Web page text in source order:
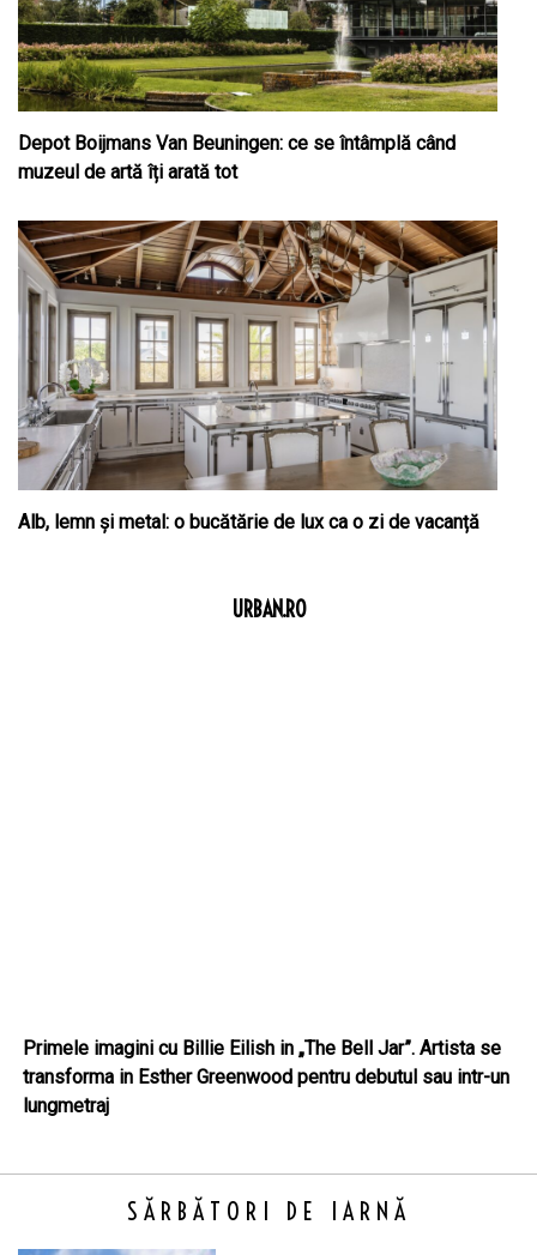
Depot Boijmans Van Beuningen: ce se întâmplă când
muzeul de artă îți arată tot
Alb, lemn și metal: o bucătărie de lux ca o zi de vacanță
URBAN.RO
Primele imagini cu Billie Eilish in „The Bell Jar”. Artista se
transforma in Esther Greenwood pentru debutul sau intr-un
lungmetraj
SĂRBĂTORI DE IARNĂ